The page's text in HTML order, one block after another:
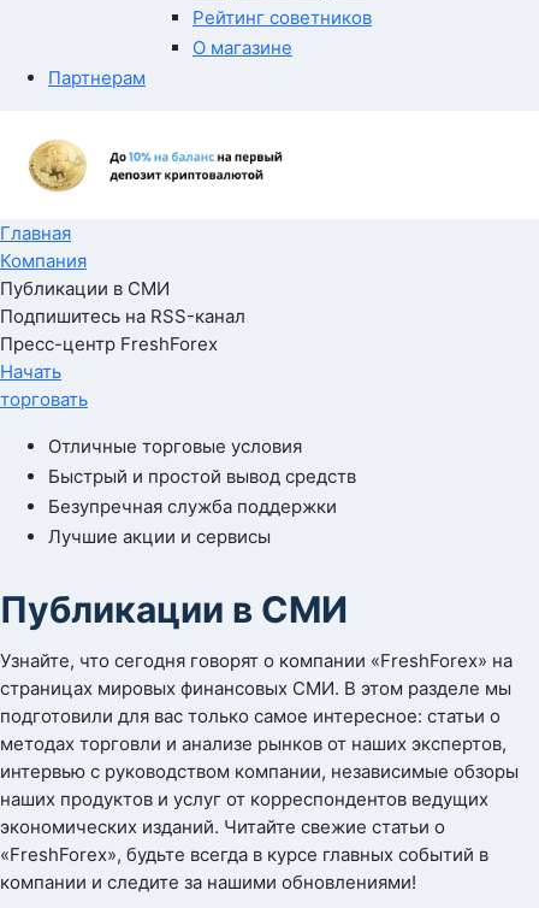
Рейтинг советников
О магазине
Партнерам
Главная
Компания
Публикации в СМИ
Подпишитесь на RSS-канал
Пресс-центр FreshForex
Начать
торговать
Отличные торговые условия
Быстрый и простой вывод средств
Безупречная служба поддержки
Лучшие акции и сервисы
Публикации в СМИ
Узнайте, что сегодня говорят о компании «FreshForex» на
страницах мировых финансовых СМИ. В этом разделе мы
подготовили для вас только самое интересное: статьи о
методах торговли и анализе рынков от наших экспертов,
интервью с руководством компании, независимые обзоры
наших продуктов и услуг от корреспондентов ведущих
экономических изданий. Читайте свежие статьи о
«FreshForex», будьте всегда в курсе главных событий в
компании и следите за нашими обновлениями!